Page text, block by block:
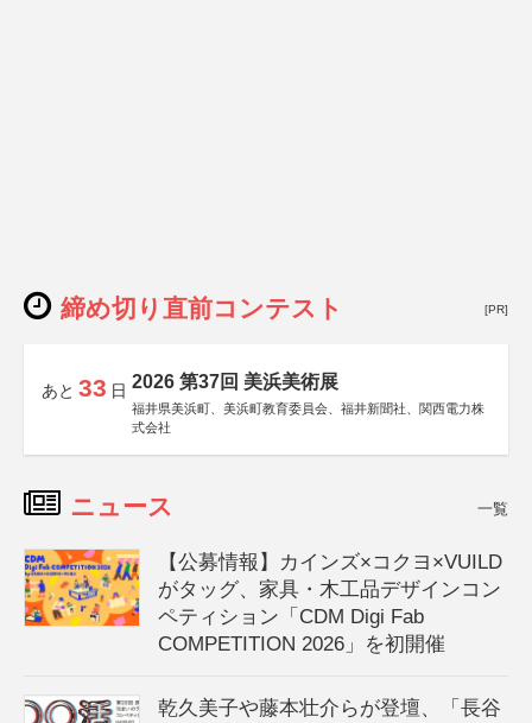
締め切り直前コンテスト [PR]
あと 33 日 2026 第37回 美浜美術展
福井県美浜町、美浜町教育委員会、福井新聞社、関西電力株
式会社
ニュース 一覧
【公募情報】カインズ×コクヨ×VUILD
がタッグ、家具・木工品デザインコン
ペティション「CDM Digi Fab
COMPETITION 2026」を初開催
乾久美子や藤本壮介らが登壇、「長谷